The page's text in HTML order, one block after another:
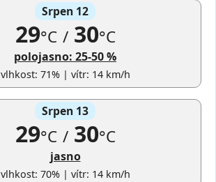
Srpen 12
29°C /30°C
polojasno: 25-50 %
vlhkost: 71% | vítr: 14 km/h
Srpen 13
29°C /30°C
jasno
vlhkost: 70% | vítr: 14 km/h